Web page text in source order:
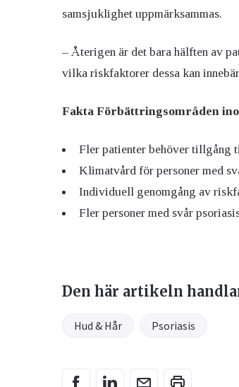
samsjuklighet uppmärksammas.
– Återigen är det bara hälften av
vilka riskfaktorer dessa kan
Fakta Förbättringsområden
Fler patienter behöver tillgång
Klimatvård för personer med
Individuell genomgång av
Fler personer med svår
Den här artikeln
Hud & Hår Psoriasis